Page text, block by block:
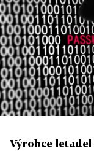
Výrobce